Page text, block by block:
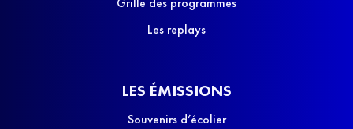
Les replays
LES ÉMISSIONS
Souvenirs d’écolier